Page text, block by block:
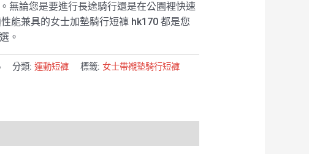
無論您是要進行長途騎行還是在公園裡快速
能兼具的女士加墊騎行短褲 hk170 都是您
。
分類:運動短褲 標籤:女士帶襯墊騎行短褲